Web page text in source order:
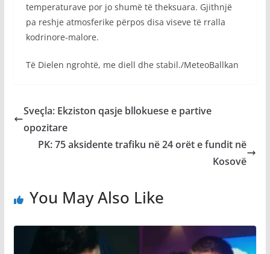
temperaturave por jo shumë të theksuara. Gjithnjë
pa reshje atmosferike përpos disa viseve të rralla
kodrinore-malore.
Të Dielen ngrohtë, me diell dhe stabil./MeteoBallkan
Sveçla: Ekziston qasje bllokuese e partive
opozitare
PK: 75 aksidente trafiku në 24 orët e fundit në
Kosovë
You May Also Like